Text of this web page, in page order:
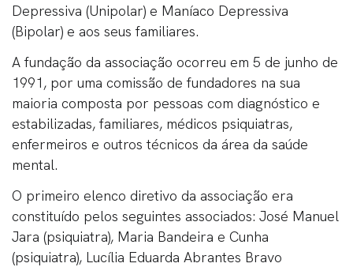
Depressiva (Unipolar) e Maníaco Depressiva
(Bipolar) e aos seus familiares.
A fundação da associação ocorreu em 5 de junho de
1991, por uma comissão de fundadores na sua
maioria composta por pessoas com diagnóstico e
estabilizadas, familiares, médicos psiquiatras,
enfermeiros e outros técnicos da área da saúde
mental.
O primeiro elenco diretivo da associação era
constituído pelos seguintes associados: José Manuel
Jara (psiquiatra), Maria Bandeira e Cunha
(psiquiatra), Lucília Eduarda Abrantes Bravo